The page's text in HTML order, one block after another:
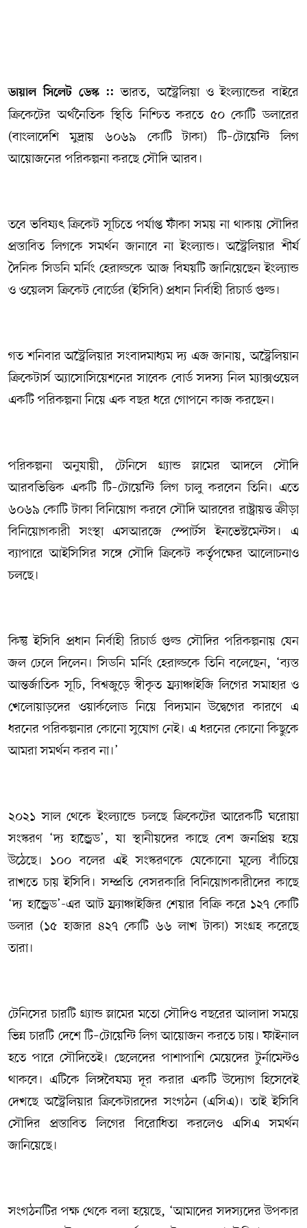
ডায়াল সিলেট ডেস্ক :: ভারত, অস্ট্রেলিয়া ও ইংল্যান্ডের বাইরে
ক্রিকেটের অর্থনৈতিক স্থিতি নিশ্চিত করতে ৫০ কোটি ডলারের
(বাংলাদেশি মুদ্রায় ৬০৬৯ কোটি টাকা) টি–টোয়েন্টি লিগ
আয়োজনের পরিকল্পনা করছে সৌদি আরব।
তবে ভবিষ্যৎ ক্রিকেট সূচিতে পর্যাপ্ত ফাঁকা সময় না থাকায় সৌদির
প্রস্তাবিত লিগকে সমর্থন জানাবে না ইংল্যান্ড। অস্ট্রেলিয়ার শীর্ষ
দৈনিক সিডনি মর্নিং হেরাল্ডকে আজ বিষয়টি জানিয়েছেন ইংল্যান্ড
ও ওয়েলস ক্রিকেট বোর্ডের (ইসিবি) প্রধান নির্বাহী রিচার্ড গুল্ড।
গত শনিবার অস্ট্রেলিয়ার সংবাদমাধ্যম দ্য এজ জানায়, অস্ট্রেলিয়ান
ক্রিকেটার্স অ্যাসোসিয়েশনের সাবেক বোর্ড সদস্য নিল ম্যাক্সওয়েল
একটি পরিকল্পনা নিয়ে এক বছর ধরে গোপনে কাজ করছেন।
পরিকল্পনা অনুযায়ী, টেনিসে গ্র্যান্ড স্লামের আদলে সৌদি
আরবভিত্তিক একটি টি–টোয়েন্টি লিগ চালু করবেন তিনি। এতে
৬০৬৯ কোটি টাকা বিনিয়োগ করবে সৌদি আরবের রাষ্ট্রায়ত্ত ক্রীড়া
বিনিয়োগকারী সংস্থা এসআরজে স্পোর্টস ইনভেস্টমেন্টস। এ
ব্যাপারে আইসিসির সঙ্গে সৌদি ক্রিকেট কর্তৃপক্ষের আলোচনাও
চলছে।
কিন্তু ইসিবি প্রধান নির্বাহী রিচার্ড গুল্ড সৌদির পরিকল্পনায় যেন
জল ঢেলে দিলেন। সিডনি মর্নিং হেরাল্ডকে তিনি বলেছেন, ‘ব্যস্ত
আন্তর্জাতিক সূচি, বিশ্বজুড়ে স্বীকৃত ফ্র্যাঞ্চাইজি লিগের সমাহার ও
খেলোয়াড়দের ওয়ার্কলোড নিয়ে বিদ্যমান উদ্বেগের কারণে এ
ধরনের পরিকল্পনার কোনো সুযোগ নেই। এ ধরনের কোনো কিছুকে
আমরা সমর্থন করব না।’
২০২১ সাল থেকে ইংল্যান্ডে চলছে ক্রিকেটের আরেকটি ঘরোয়া
সংস্করণ ‘দ্য হান্ড্রেড’, যা স্থানীয়দের কাছে বেশ জনপ্রিয় হয়ে
উঠেছে। ১০০ বলের এই সংস্করণকে যেকোনো মূল্যে বাঁচিয়ে
রাখতে চায় ইসিবি। সম্প্রতি বেসরকারি বিনিয়োগকারীদের কাছে
‘দ্য হান্ড্রেড’-এর আট ফ্র্যাঞ্চাইজির শেয়ার বিক্রি করে ১২৭ কোটি
ডলার (১৫ হাজার ৪২৭ কোটি ৬৬ লাখ টাকা) সংগ্রহ করেছে
তারা।
টেনিসের চারটি গ্র্যান্ড স্লামের মতো সৌদিও বছরের আলাদা সময়ে
ভিন্ন চারটি দেশে টি–টোয়েন্টি লিগ আয়োজন করতে চায়। ফাইনাল
হতে পারে সৌদিতেই। ছেলেদের পাশাপাশি মেয়েদের টুর্নামেন্টও
থাকবে। এটিকে লিঙ্গবৈষম্য দূর করার একটি উদ্যোগ হিসেবেই
দেখছে অস্ট্রেলিয়ার ক্রিকেটারদের সংগঠন (এসিএ)। তাই ইসিবি
সৌদির প্রস্তাবিত লিগের বিরোধিতা করলেও এসিএ সমর্থন
জানিয়েছে।
সংগঠনটির পক্ষ থেকে বলা হয়েছে, ‘আমাদের সদস্যদের উপকার
DIAL SYLHET